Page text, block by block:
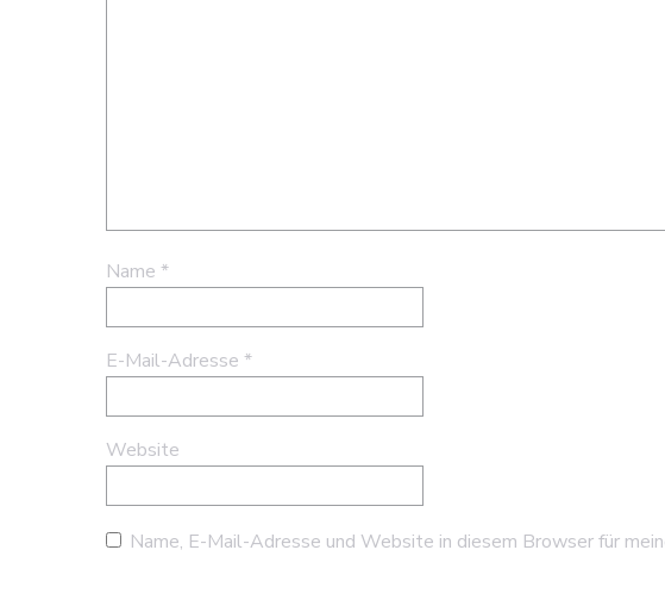
Name *
E-Mail-Adresse *
Website
Name, E-Mail-Adresse und Website in diesem Browser für